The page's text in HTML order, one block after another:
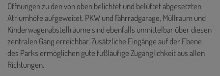
Öffnungen zu den von oben belichtet und belüftet abgesetzten
Atriumhöfe aufgeweitet. PKW und Fahrradgarage, Müllraum und
Kinderwagenabstellräume sind ebenfalls unmittelbar über diesen
zentralen Gang erreichbar. Zusätzliche Eingänge auf der Ebene
des Parks ermöglichen gute fußläufige Zugänglichkeit aus allen
Richtungen.